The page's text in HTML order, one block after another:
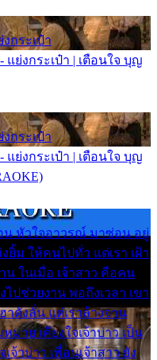
งกระเป๋า
แย่งกระเป๋า | เตือนใจ บุญ
งกระเป๋า
แย่งกระเป๋า | เตือนใจ บุญ
น หัวใจอาวรณ์ มาซ่อน อยู่
ยิ้ม ให้คนไปทั่ว แต่เรา เฝ้า
น ในเมื่อ เจ้าสาว คือคน
ปช่วยงาน พอถึงเวลา เขา
าดังลั่น แต่เราล้างจาน
มาย เคียงใจเจ้าบ่าว เป็น
จ้าบ่าว เพื่อนเจ้าสาว ยัง